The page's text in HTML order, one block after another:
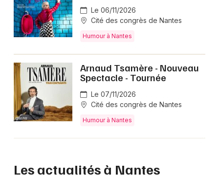
Le 06/11/2026
Cité des congrès de Nantes
Humour à Nantes
Arnaud Tsamère - Nouveau
Spectacle - Tournée
Le 07/11/2026
Cité des congrès de Nantes
Humour à Nantes
Les actualités à Nantes